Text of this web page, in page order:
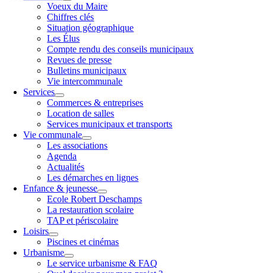
Voeux du Maire
Chiffres clés
Situation géographique
Les Élus
Compte rendu des conseils municipaux
Revues de presse
Bulletins municipaux
Vie intercommunale
Services
Commerces & entreprises
Location de salles
Services municipaux et transports
Vie communale
Les associations
Agenda
Actualités
Les démarches en lignes
Enfance & jeunesse
Ecole Robert Deschamps
La restauration scolaire
TAP et périscolaire
Loisirs
Piscines et cinémas
Urbanisme
Le service urbanisme & FAQ